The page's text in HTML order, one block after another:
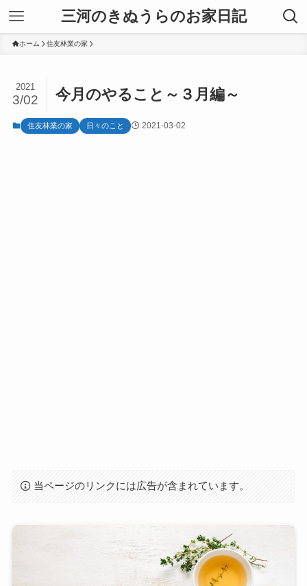
三河のきぬうらのお家日記
ホーム 住友林業の家
今月のやること～３月編～
2021
3/02
住友林業の家 日々のこと 2021-03-02
当ページのリンクには広告が含まれています。